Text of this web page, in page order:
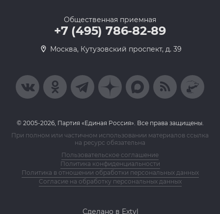
Общественная приемная
+7 (495) 786-82-89
Москва, Кутузовский проспект, д. 39
© 2005-2026, Партия «Единая Россия». Все права защищены.
При полном или частичном использовании материалов ссылка
на ресурс обязательна
Пользовательское соглашение
Политика конфиденциальности
Политика в отношении обработки персональных данных
Согласие на обработку персональных данных
Сделано в Extyl